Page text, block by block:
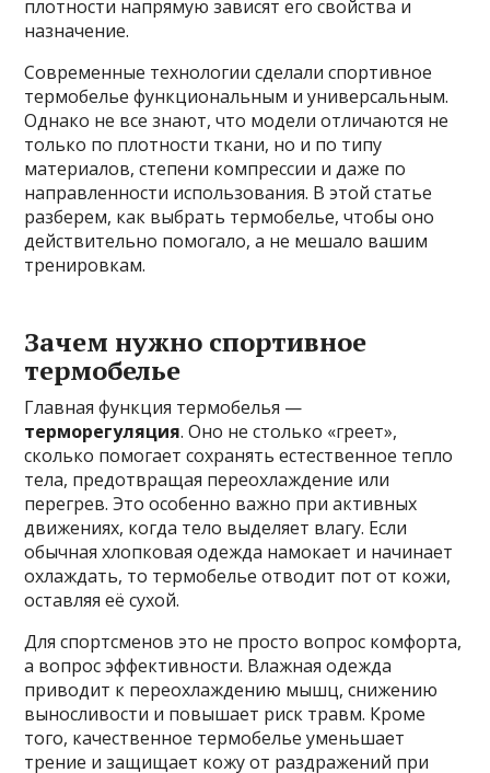
плотности напрямую зависят его свойства и
назначение.
Современные технологии сделали спортивное
термобелье функциональным и универсальным.
Однако не все знают, что модели отличаются не
только по плотности ткани, но и по типу
материалов, степени компрессии и даже по
направленности использования. В этой статье
разберем, как выбрать термобелье, чтобы оно
действительно помогало, а не мешало вашим
тренировкам.
Зачем нужно спортивное
термобелье
Главная функция термобелья —
терморегуляция. Оно не столько «греет»,
сколько помогает сохранять естественное тепло
тела, предотвращая переохлаждение или
перегрев. Это особенно важно при активных
движениях, когда тело выделяет влагу. Если
обычная хлопковая одежда намокает и начинает
охлаждать, то термобелье отводит пот от кожи,
оставляя её сухой.
Для спортсменов это не просто вопрос комфорта,
а вопрос эффективности. Влажная одежда
приводит к переохлаждению мышц, снижению
выносливости и повышает риск травм. Кроме
того, качественное термобелье уменьшает
трение и защищает кожу от раздражений при